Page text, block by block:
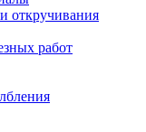
откручивания
работ